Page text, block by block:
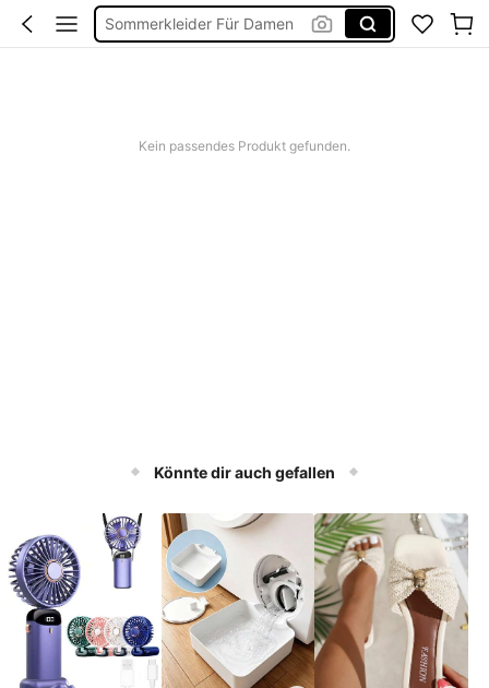
Bikini
Kein passendes Produkt gefunden.
Könnte dir auch gefallen